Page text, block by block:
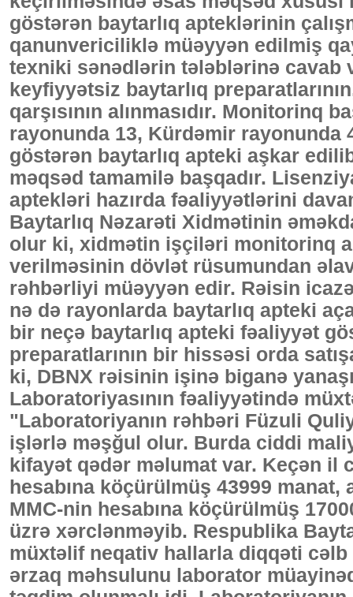
göstərən baytarlıq apteklərinin
qanunvericiliklə müəyyən edilmiş
texniki sənədlərin tələblərinə cavab
keyfiyyətsiz baytarlıq
qarşısının alınmasıdır. Monitorinq
rayonunda 13, Kürdəmir rayonunda
göstərən baytarlıq apteki aşkar
məqsəd tamamilə başqadır.
aptekləri hazırda fəaliyyətlərini
Baytarlıq Nəzarəti Xidmətinin
olur ki, xidmətin işçiləri monitorinq
verilməsinin dövlət rüsumundan
rəhbərliyi müəyyən edir. Rəisin
nə də rayonlarda baytarlıq apteki
bir neçə baytarlıq apteki fəaliyyət
preparatlarının bir hissəsi orda
ki, DBNX rəisinin işinə biganə
Laboratoriyasının fəaliyyətində
"Laboratoriyanın rəhbəri Füzuli
işlərlə məşğul olur. Burda ciddi
kifayət qədər məlumat var. Keçən
hesabına köçürülmüş 43999 manat,
MMC-nin hesabına köçürülmüş
üzrə xərclənməyib. Respublika
müxtəlif neqativ hallarla diqqəti
ərzaq məhsulunu laborator